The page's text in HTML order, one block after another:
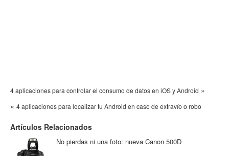
4 aplicaciones para controlar el consumo de datos en iOS y Android »
« 4 aplicaciones para localizar tu Android en caso de extravío o robo
Artículos Relacionados
No pierdas ni una foto: nueva Canon 500D